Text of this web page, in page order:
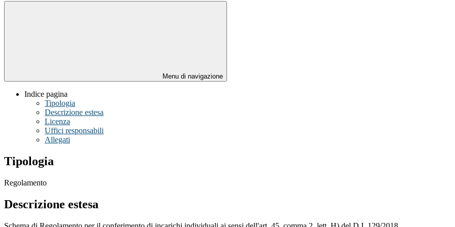
Menu di navigazione
Indice pagina
Tipologia
Descrizione estesa
Licenza
Uffici responsabili
Allegati
Tipologia
Regolamento
Descrizione estesa